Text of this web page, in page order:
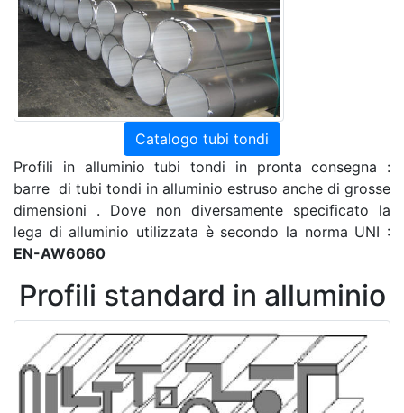
Catalogo tubi tondi
Profili in alluminio tubi tondi in pronta consegna :
barre di tubi tondi in alluminio estruso anche di grosse
dimensioni . Dove non diversamente specificato la
lega di alluminio utilizzata è secondo la norma UNI :
EN-AW6060
Profili standard in alluminio